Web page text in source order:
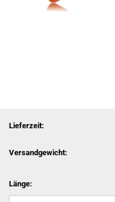
Lieferzeit:
Versandgewicht:
Länge: